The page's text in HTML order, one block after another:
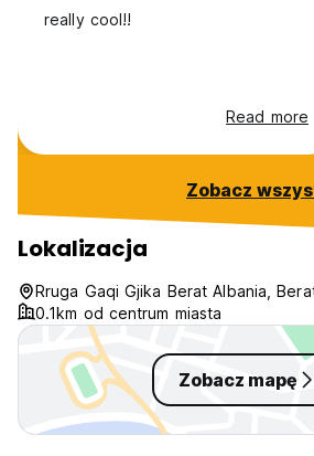
really cool!!
Read more
Zobacz
Lokalizacja
Rruga Gaqi Gjika Berat Albania,
0.1km od centrum miasta
Zobacz mapę